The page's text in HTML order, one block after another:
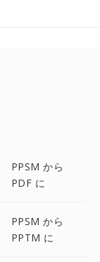
PPSM から
PDF に
PPSM から
PPTM に